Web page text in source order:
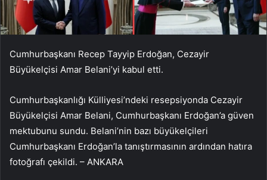
Cumhurbaşkanı Recep Tayyip Erdoğan, Cezayir
Büyükelçisi Amar Belani’yi kabul etti.
Cumhurbaşkanlığı Külliyesi’ndeki resepsiyonda Cezayir
Büyükelçisi Amar Belani, Cumhurbaşkanı Erdoğan’a güven
mektubunu sundu. Belani’nin bazı büyükelçileri
Cumhurbaşkanı Erdoğan’la tanıştırmasının ardından hatıra
fotoğrafı çekildi. – ANKARA